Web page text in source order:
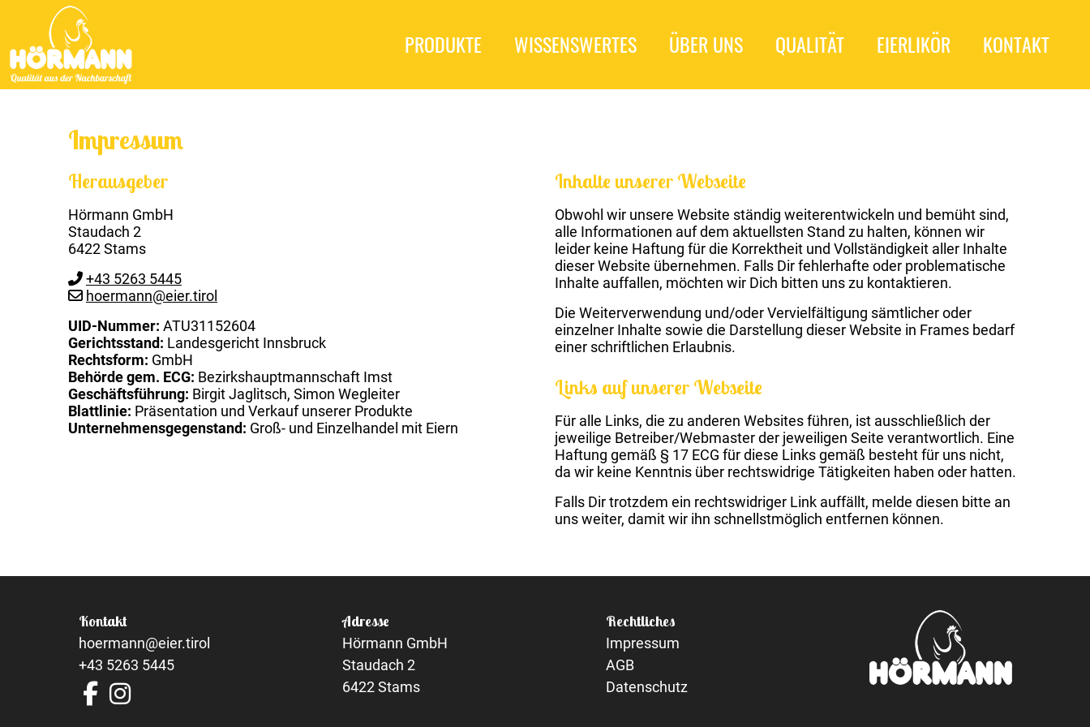
PRODUKTE WISSENSWERTES ÜBER UNS QUALITÄT EIERLIKÖR KONTAKT
Impressum
Herausgeber
Hörmann GmbH
Staudach 2
6422 Stams
+43 5263 5445
hoermann@eier.tirol
UID-Nummer: ATU31152604
Gerichtsstand: Landesgericht Innsbruck
Rechtsform: GmbH
Behörde gem. ECG: Bezirkshauptmannschaft Imst
Geschäftsführung: Birgit Jaglitsch, Simon Wegleiter
Blattlinie: Präsentation und Verkauf unserer Produkte
Unternehmensgegenstand: Groß- und Einzelhandel mit Eiern
Inhalte unserer Webseite
Obwohl wir unsere Website ständig weiterentwickeln und bemüht sind,
alle Informationen auf dem aktuellsten Stand zu halten, können wir
leider keine Haftung für die Korrektheit und Vollständigkeit aller Inhalte
dieser Website übernehmen. Falls Dir fehlerhafte oder problematische
Inhalte auffallen, möchten wir Dich bitten uns zu kontaktieren.
Die Weiterverwendung und/oder Vervielfältigung sämtlicher oder
einzelner Inhalte sowie die Darstellung dieser Website in Frames bedarf
einer schriftlichen Erlaubnis.
Links auf unserer Webseite
Für alle Links, die zu anderen Websites führen, ist ausschließlich der
jeweilige Betreiber/Webmaster der jeweiligen Seite verantwortlich. Eine
Haftung gemäß § 17 ECG für diese Links gemäß besteht für uns nicht,
da wir keine Kenntnis über rechtswidrige Tätigkeiten haben oder hatten.
Falls Dir trotzdem ein rechtswidriger Link auffällt, melde diesen bitte an
uns weiter, damit wir ihn schnellstmöglich entfernen können.
Kontakt
hoermann@eier.tirol
+43 5263 5445
Adresse
Hörmann GmbH
Staudach 2
6422 Stams
Rechtliches
Impressum
AGB
Datenschutz